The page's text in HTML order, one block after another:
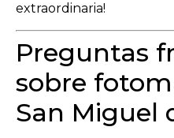
extraordinaria!
Preguntas
sobre
San Miguel